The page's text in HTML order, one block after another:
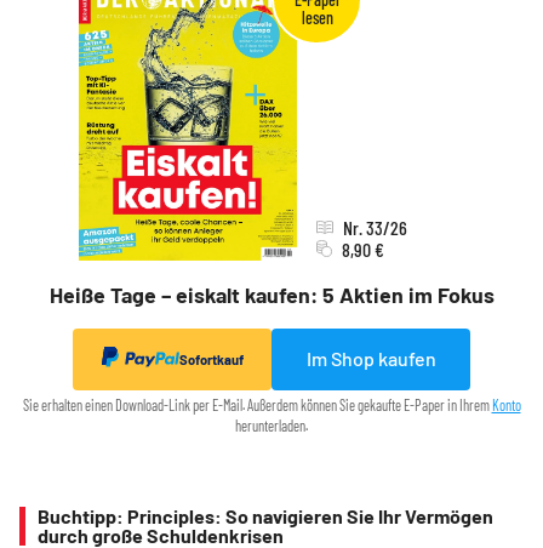
Heiße Tage – eiskalt kaufen: 5 Aktien im Fokus
Nr. 33/26
8,90 €
Sofortkauf Im Shop kaufen
Sie erhalten einen Download-Link per E-Mail. Außerdem können Sie gekaufte E-Paper in IhremKonto
herunterladen.
Buchtipp: Principles: So navigieren Sie Ihr Vermögen
durch große Schuldenkrisen